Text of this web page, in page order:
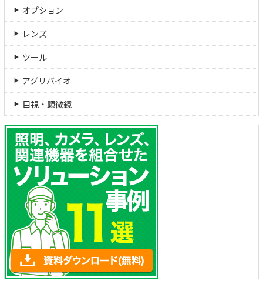
オプション
レンズ
ツール
アグリバイオ
目視・顕微鏡